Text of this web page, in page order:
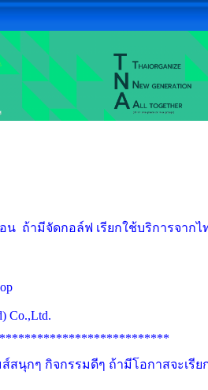
ถ้ามีจัดกอล์ฟ เรียกใช้บริการจากไ
Co.,Ltd.
นุกๆ กิจกรรมดีๆ ถ้ามีโอกาสจะเรีย